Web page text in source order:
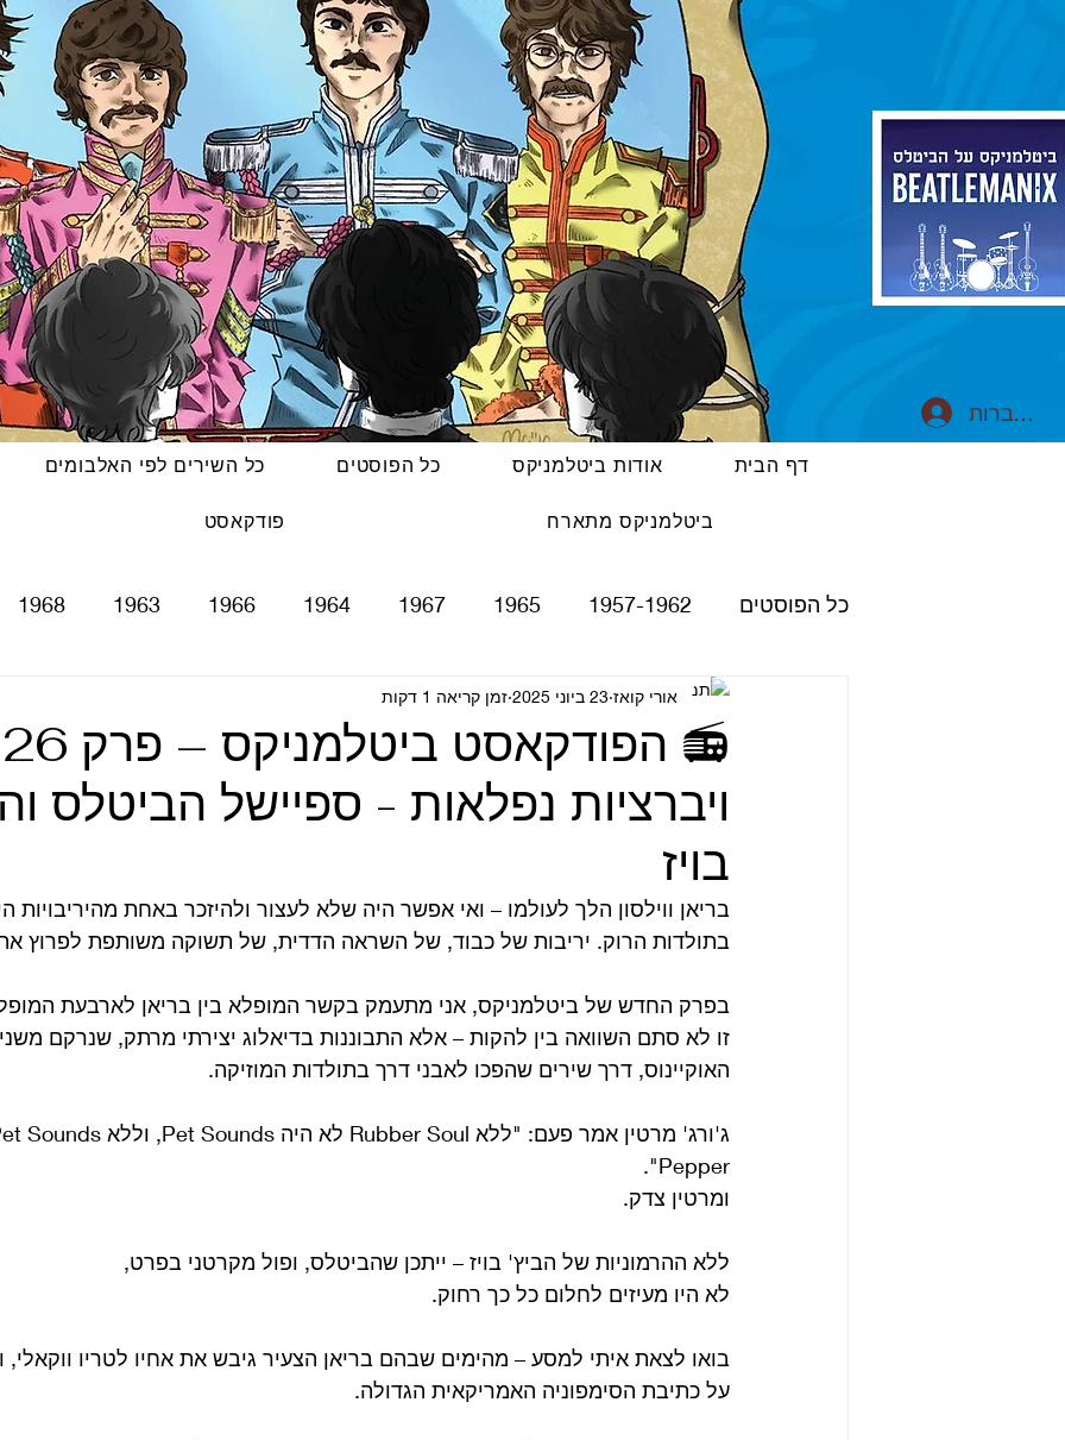
דף הבית אודות ביטלמניקס כל הפוסטים כל השירים לפי האלבומים
ביטלמניקס מתארח פודקאסט
כל הפוסטים 1957-1962
1965
1967
1964
1966
1963
1968
Please Please Me
With The Beatles
Rubber Soul
Revolver
Sgt. Pepper's Lonely Hearts Club Ba
Tour
The Beatles - White Album
ויברציות נפלאות - ספיישל הביטלס
בויז
אורי קואז 23 ביוני 2025 זמן קריאה 1 דקות
בריאן ווילסון הלך לעולמו – ואי אפשר היה שלא לעצור ולהיזכר באחת מהיריבויות
בתולדות הרוק. יריבות של כבוד, של השראה הדדית, של תשוקה משותפת לפרוץ את
בפרק החדש של ביטלמניקס, אני מתעמק בקשר המופלא בין בריאן לארבעת
זו לא סתם השוואה בין להקות – אלא התבוננות בדיאלוג יצירתי מרתק, שנרקם
האוקיינוס, דרך שירים שהפכו לאבני דרך בתולדות המוזיקה.
Pepper".
ומרטין צדק.
ללא ההרמוניות של הביץ' בויז – ייתכן שהביטלס, ופול מקרטני בפרט,
לא היו מעיזים לחלום כל כך רחוק.
בואו לצאת איתי למסע – מהימים שבהם בריאן הצעיר גיבש את אחיו לטריו ווקאלי,
על כתיבת הסימפוניה האמריקאית הגדולה.